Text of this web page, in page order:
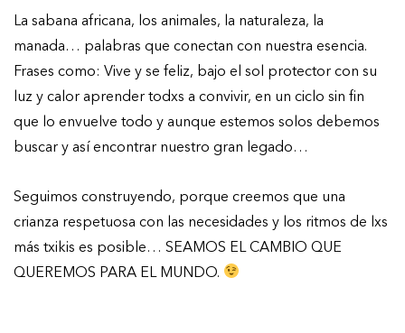
La sabana africana, los animales, la naturaleza, la
manada… palabras que conectan con nuestra esencia.
Frases como: Vive y se feliz, bajo el sol protector con su
luz y calor aprender todxs a convivir, en un ciclo sin fin
que lo envuelve todo y aunque estemos solos debemos
buscar y así encontrar nuestro gran legado…
Seguimos construyendo, porque creemos que una
crianza respetuosa con las necesidades y los ritmos de lxs
más txikis es posible… SEAMOS EL CAMBIO QUE
QUEREMOS PARA EL MUNDO.